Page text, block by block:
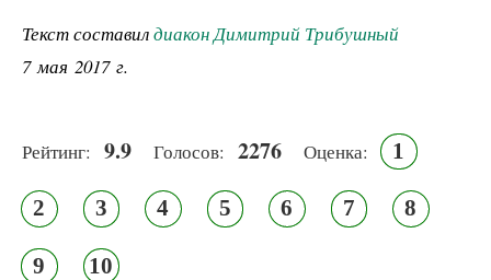
Текст составилдиакон Димитрий Трибушный
7 мая 2017 г.
Рейтинг: 9.9 Голосов: 2276 Оценка: 1
2 3 4 5 6 7 8
9 10